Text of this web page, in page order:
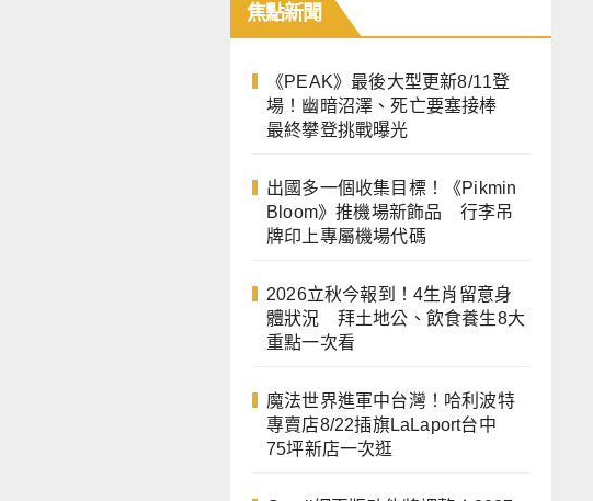
焦點新聞
《PEAK》最後大型更新8/11登
場！幽暗沼澤、死亡要塞接棒
最終攀登挑戰曝光
出國多一個收集目標！《Pikmin
Bloom》推機場新飾品 行李吊
牌印上專屬機場代碼
2026立秋今報到！4生肖留意身
體狀況 拜土地公、飲食養生8大
重點一次看
魔法世界進軍中台灣！哈利波特
專賣店8/22插旗LaLaport台中
75坪新店一次逛